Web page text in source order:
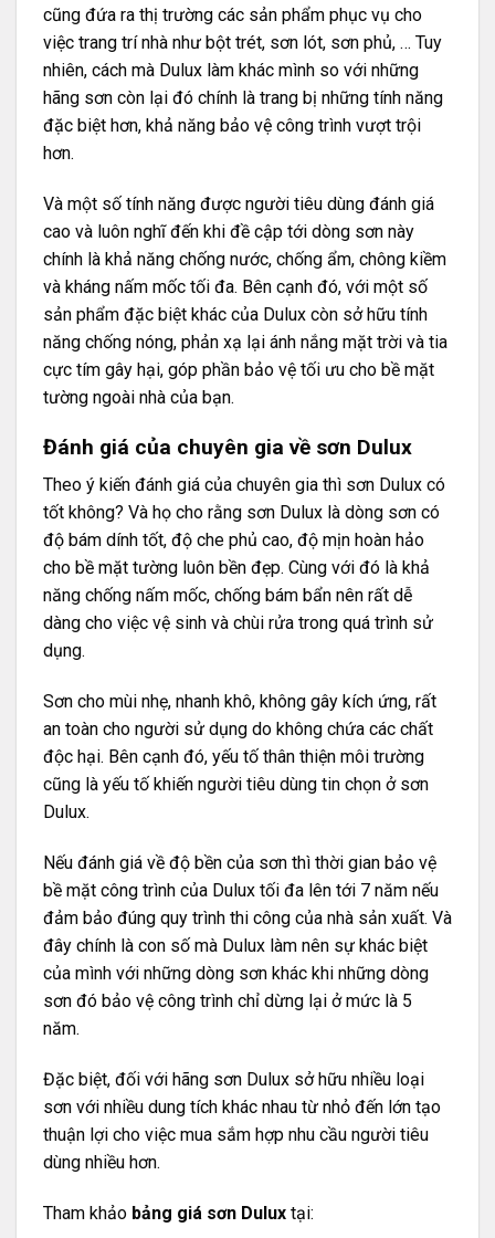
cũng đứa ra thị trường các sản phẩm phục vụ cho
việc trang trí nhà như bột trét, sơn lót, sơn phủ, … Tuy
nhiên, cách mà Dulux làm khác mình so với những
hãng sơn còn lại đó chính là trang bị những tính năng
đặc biệt hơn, khả năng bảo vệ công trình vượt trội
hơn.
Và một số tính năng được người tiêu dùng đánh giá
cao và luôn nghĩ đến khi đề cập tới dòng sơn này
chính là khả năng chống nước, chống ẩm, chông kiềm
và kháng nấm mốc tối đa. Bên cạnh đó, với một số
sản phẩm đặc biệt khác của Dulux còn sở hữu tính
năng chống nóng, phản xạ lại ánh nắng mặt trời và tia
cực tím gây hại, góp phần bảo vệ tối ưu cho bề mặt
tường ngoài nhà của bạn.
Đánh giá của chuyên gia về sơn Dulux
Theo ý kiến đánh giá của chuyên gia thì sơn Dulux có
tốt không? Và họ cho rằng sơn Dulux là dòng sơn có
độ bám dính tốt, độ che phủ cao, độ mịn hoàn hảo
cho bề mặt tường luôn bền đẹp. Cùng với đó là khả
năng chống nấm mốc, chống bám bẩn nên rất dễ
dàng cho việc vệ sinh và chùi rửa trong quá trình sử
dụng.
Sơn cho mùi nhẹ, nhanh khô, không gây kích ứng, rất
an toàn cho người sử dụng do không chứa các chất
độc hại. Bên cạnh đó, yếu tố thân thiện môi trường
cũng là yếu tố khiến người tiêu dùng tin chọn ở sơn
Dulux.
Nếu đánh giá về độ bền của sơn thì thời gian bảo vệ
bề mặt công trình của Dulux tối đa lên tới 7 năm nếu
đảm bảo đúng quy trình thi công của nhà sản xuất. Và
đây chính là con số mà Dulux làm nên sự khác biệt
của mình với những dòng sơn khác khi những dòng
sơn đó bảo vệ công trình chỉ dừng lại ở mức là 5
năm.
Đặc biệt, đối với hãng sơn Dulux sở hữu nhiều loại
sơn với nhiều dung tích khác nhau từ nhỏ đến lớn tạo
thuận lợi cho việc mua sắm hợp nhu cầu người tiêu
dùng nhiều hơn.
Tham khảo bảng giá sơn Dulux tại: